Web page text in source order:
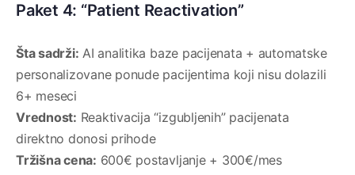
Paket 4: “Patient Reactivation”
Šta sadrži: AI analitika baze pacijenata + automatske
personalizovane ponude pacijentima koji nisu dolazili
6+ meseci
Vrednost: Reaktivacija “izgubljenih” pacijenata
direktno donosi prihode
Tržišna cena: 600€ postavljanje + 300€/mes